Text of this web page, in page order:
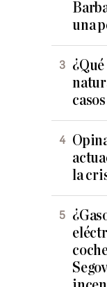
una
la